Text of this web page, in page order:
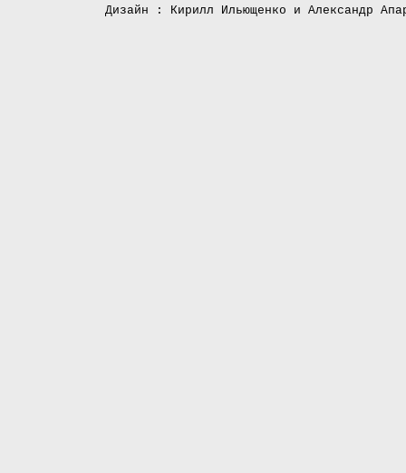
Дизайн : Кирилл Ильющенко и Александр